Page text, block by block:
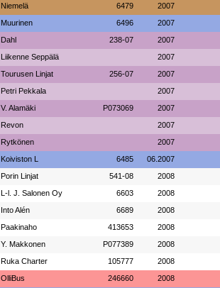
Niemelä 6479 2007
Muurinen 6496 2007
Dahl 238-07 2007
Liikenne Seppälä 2007
Tourusen Linjat 256-07 2007
Petri Pekkala 2007
V. Alamäki P073069 2007
Revon 2007
Rytkönen 2007
Koiviston L 6485 06.2007
Porin Linjat 541-08 2008
L-l. J. Salonen Oy 6603 2008
Into Alén 6689 2008
Paakinaho 413653 2008
Y. Makkonen P077389 2008
Ruka Charter 105777 2008
OlliBus 246660 2008